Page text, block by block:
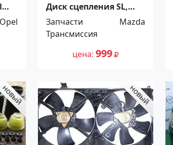
Opel
Диск сцепления SL,
Mazda Titan,
260*170*12*28.0.
5264720 Краснодар
Запчасти
Mazda
Трансмиссия
цена 999